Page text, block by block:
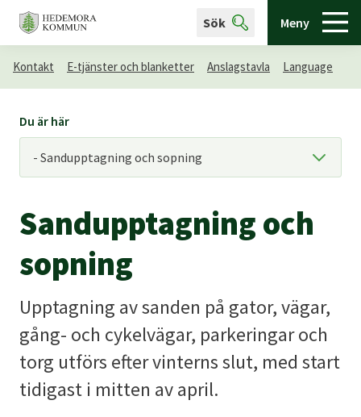
Sök Meny
Kontakt E-tjänster och blanketter Anslagstavla Language
Sandupptagning och
sopning
Upptagning av sanden på gator, vägar,
gång- och cykelvägar, parkeringar och
torg utförs efter vinterns slut, med start
tidigast i mitten av april.
Du är här